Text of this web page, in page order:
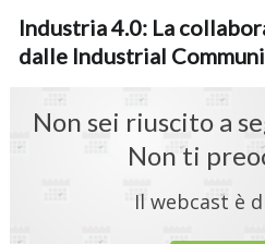
Industria 4.0: La
dalle Industrial
Non sei riuscito a
Non ti
Il webcast è